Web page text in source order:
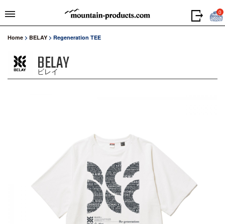
0
Home > BELAY > Regeneration TEE
BELAY
ビレイ